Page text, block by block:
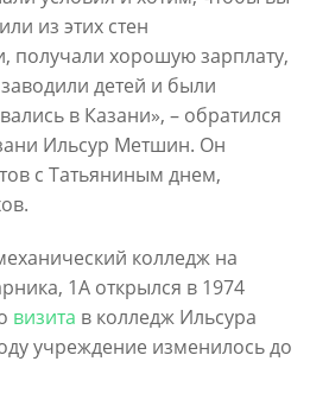
из этих стен
получали хорошую зарплату,
детей и были
в Казани», – обратился
Ильсур Метшин. Он
с Татьяниным днем,
колледж на
1А открылся в 1974
визита в колледж Ильсура
учреждение изменилось до